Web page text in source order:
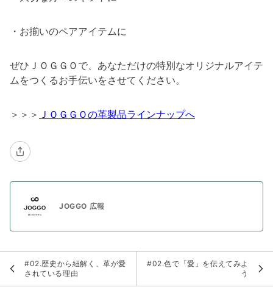
・お揃いのペアアイテムに
ぜひＪＯＧＧＯで、あなただけの特別なオリジナルアイテ
ムをつくるお手伝いをさせてください。
＞＞＞ ＪＯＧＧＯの革製品ラインナップへ
JOGGO 広報
#02.歴史から紐解く、革が愛
されている理由
#02.色で「愛」を伝えてみよ
う